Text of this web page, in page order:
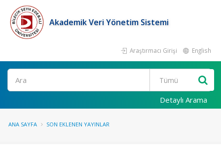
Akademik Veri Yönetim Sistemi
Araştırmacı Girişi English
Ara
Detaylı Arama
ANA SAYFA SON EKLENEN YAYINLAR